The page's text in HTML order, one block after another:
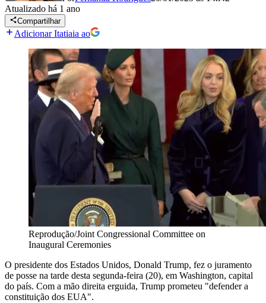
Atualizado há 1 ano
Compartilhar
Adicionar Itatiaia ao
Reprodução/Joint Congressional Committee on
Inaugural Ceremonies
O presidente dos Estados Unidos, Donald Trump, fez o juramento
de posse na tarde desta segunda-feira (20), em Washington, capital
do país. Com a mão direita erguida, Trump prometeu "defender a
constituição dos EUA".